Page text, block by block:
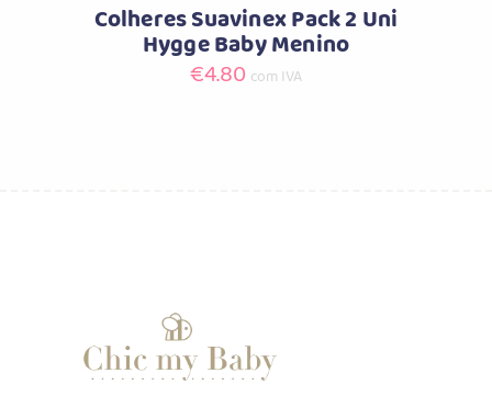
Colheres Suavinex Pack 2 Uni
Hygge Baby Menino
€4.80 com IVA